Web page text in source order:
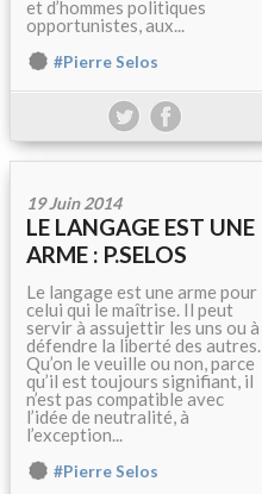
et d’hommes politiques
opportunistes, aux...
#Pierre Selos
19 Juin 2014
LE LANGAGE EST UNE
ARME : P.SELOS
Le langage est une arme pour
celui qui le maîtrise. Il peut
servir à assujettir les uns ou à
défendre la liberté des autres.
Qu’on le veuille ou non, parce
qu’il est toujours signifiant, il
n’est pas compatible avec
l’idée de neutralité, à
l’exception...
#Pierre Selos